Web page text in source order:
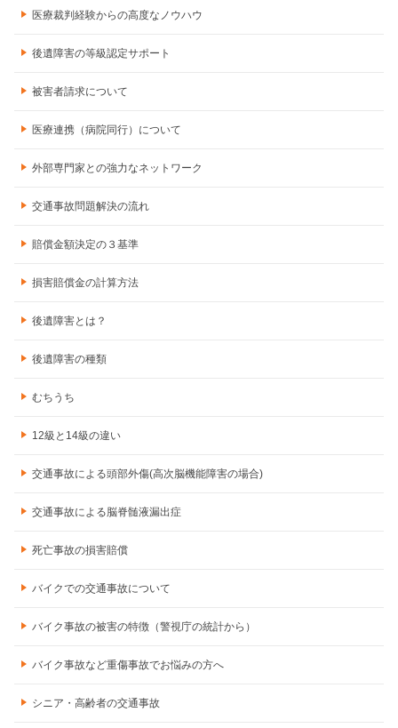
医療裁判経験からの高度なノウハウ
後遺障害の等級認定サポート
被害者請求について
医療連携（病院同行）について
外部専門家との強力なネットワーク
交通事故問題解決の流れ
賠償金額決定の３基準
損害賠償金の計算方法
後遺障害とは？
後遺障害の種類
むちうち
12級と14級の違い
交通事故による頭部外傷(高次脳機能障害の場合)
交通事故による脳脊髄液漏出症
死亡事故の損害賠償
バイクでの交通事故について
バイク事故の被害の特徴（警視庁の統計から）
バイク事故など重傷事故でお悩みの方へ
シニア・高齢者の交通事故